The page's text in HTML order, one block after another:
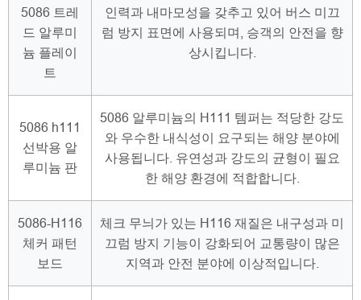
5086 트레
드 알루미
늄 플레이
트
인력과 내마모성을 갖추고 있어 버스 미끄
럼 방지 표면에 사용되며, 승객의 안전을 향
상시킵니다.
5086 h111
선박용 알
루미늄 판
5086 알루미늄의 H111 템퍼는 적당한 강도
와 우수한 내식성이 요구되는 해양 분야에
사용됩니다. 유연성과 강도의 균형이 필요
한 해양 환경에 적합합니다.
5086-H116
체커 패턴
보드
체크 무늬가 있는 H116 재질은 내구성과 미
끄럼 방지 기능이 강화되어 교통량이 많은
지역과 안전 분야에 이상적입니다.